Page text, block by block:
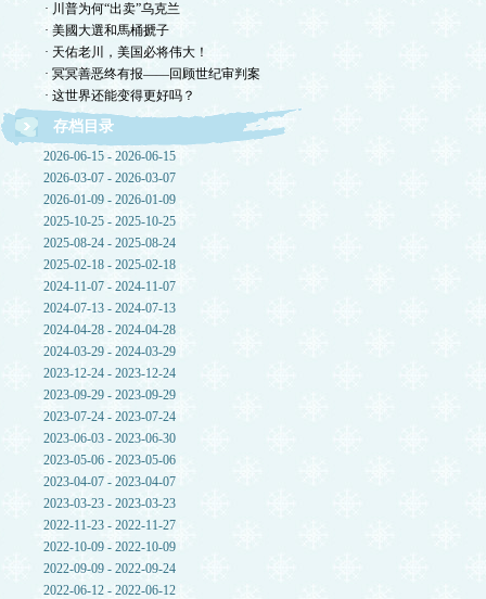
· 川普为何“出卖”乌克兰
· 美國大選和馬桶搋子
· 天佑老川，美国必将伟大！
· 冥冥善恶终有报——回顾世纪审判案
· 这世界还能变得更好吗？
存档目录
2026-06-15 - 2026-06-15
2026-03-07 - 2026-03-07
2026-01-09 - 2026-01-09
2025-10-25 - 2025-10-25
2025-08-24 - 2025-08-24
2025-02-18 - 2025-02-18
2024-11-07 - 2024-11-07
2024-07-13 - 2024-07-13
2024-04-28 - 2024-04-28
2024-03-29 - 2024-03-29
2023-12-24 - 2023-12-24
2023-09-29 - 2023-09-29
2023-07-24 - 2023-07-24
2023-06-03 - 2023-06-30
2023-05-06 - 2023-05-06
2023-04-07 - 2023-04-07
2023-03-23 - 2023-03-23
2022-11-23 - 2022-11-27
2022-10-09 - 2022-10-09
2022-09-09 - 2022-09-24
2022-06-12 - 2022-06-12